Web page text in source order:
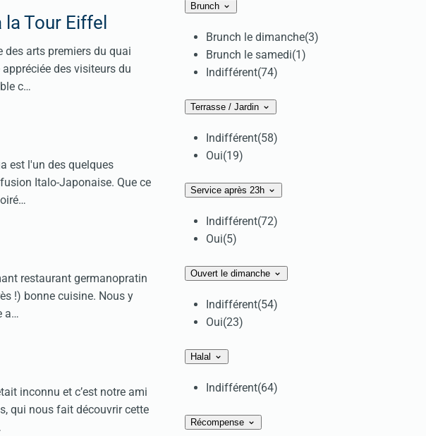
Tour Eiffel
des arts premiers du quai
des visiteurs du
c…
est l'un des quelques
Italo-Japonaise. Que ce
restaurant germanopratin
!) bonne cuisine. Nous y
a…
inconnu et c’est notre ami
qui nous fait découvrir cette
Brunch
Brunch le dimanche(3)
Brunch le samedi(1)
Indifférent(74)
Terrasse / Jardin
Indifférent(58)
Oui(19)
Service après 23h
Indifférent(72)
Oui(5)
Ouvert le dimanche
Indifférent(54)
Oui(23)
Halal
Indifférent(64)
Récompense